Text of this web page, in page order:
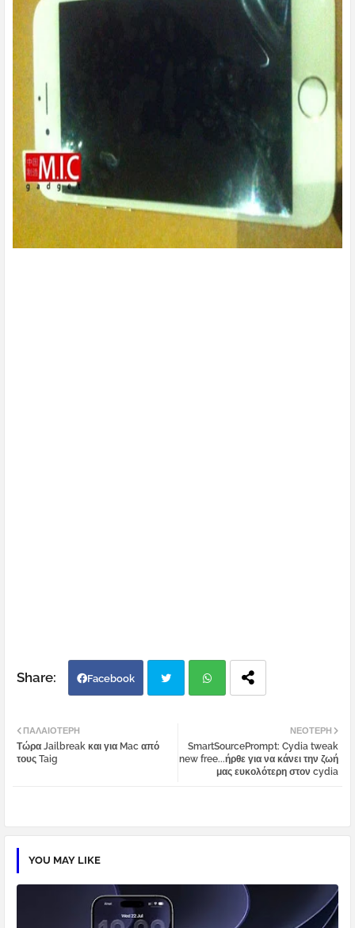
Facebook
tter atsa
ΝΕΌΤΕΡΗ
SmartSourcePrompt: Cydia tweak
new free...ήρθε για να κάνει την ζωή
μας ευκολότερη στον cydia
ΠΑΛΑΙΌΤΕΡΗ
Τώρα Jailbreak και για Mac από
τους Taig
YOU MAY LIKE